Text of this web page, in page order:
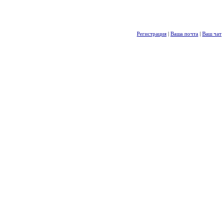
Регистрация | Ваша почта | Ваш чат